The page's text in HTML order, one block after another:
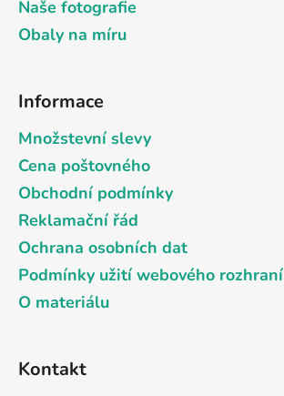
Naše fotografie
Obaly na míru
Informace
Množstevní slevy
Cena poštovného
Obchodní podmínky
Reklamační řád
Ochrana osobních dat
Podmínky užití webového rozhraní
O materiálu
Kontakt